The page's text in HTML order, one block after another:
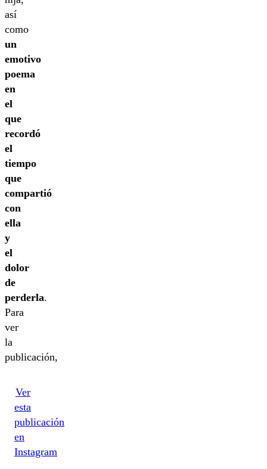
así
como
un
emotivo
poema
en
el
que
recordó
el
tiempo
que
compartió
con
ella
y
el
dolor
de
perderla.
Para
ver
la
publicación,
Ver
esta
publicación
en
Instagram